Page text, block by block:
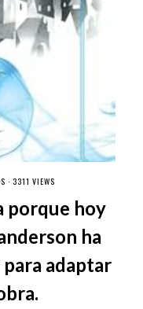
· 3311 VIEWS
porque hoy
ha
adaptar